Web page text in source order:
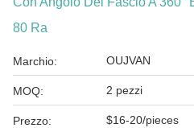
80 Ra
Marchio: OUJVAN
MOQ: 2 pezzi
Prezzo: $16-20/pieces